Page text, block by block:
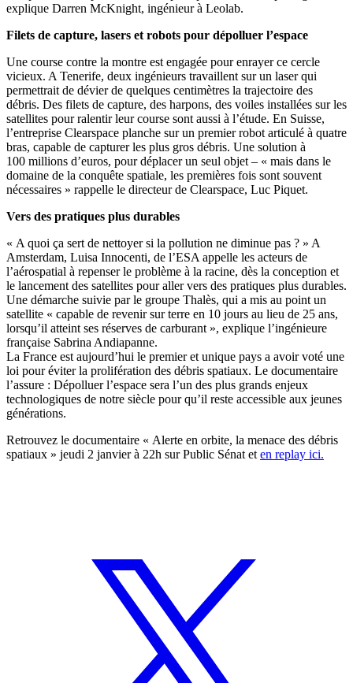
explique Darren McKnight, ingénieur à Leolab.
Filets de capture, lasers et robots pour dépolluer l’espace
Une course contre la montre est engagée pour enrayer ce cercle
vicieux. A Tenerife, deux ingénieurs travaillent sur un laser qui
permettrait de dévier de quelques centimètres la trajectoire des
débris. Des filets de capture, des harpons, des voiles installées sur les
satellites pour ralentir leur course sont aussi à l’étude. En Suisse,
l’entreprise Clearspace planche sur un premier robot articulé à quatre
bras, capable de capturer les plus gros débris. Une solution à
100 millions d’euros, pour déplacer un seul objet – « mais dans le
domaine de la conquête spatiale, les premières fois sont souvent
nécessaires » rappelle le directeur de Clearspace, Luc Piquet.
Vers des pratiques plus durables
« A quoi ça sert de nettoyer si la pollution ne diminue pas ? » A
Amsterdam, Luisa Innocenti, de l’ESA appelle les acteurs de
l’aérospatial à repenser le problème à la racine, dès la conception et
le lancement des satellites pour aller vers des pratiques plus durables.
Une démarche suivie par le groupe Thalès, qui a mis au point un
satellite « capable de revenir sur terre en 10 jours au lieu de 25 ans,
lorsqu’il atteint ses réserves de carburant », explique l’ingénieure
française Sabrina Andiapanne.
La France est aujourd’hui le premier et unique pays a avoir voté une
loi pour éviter la prolifération des débris spatiaux. Le documentaire
l’assure : Dépolluer l’espace sera l’un des plus grands enjeux
technologiques de notre siècle pour qu’il reste accessible aux jeunes
générations.
Retrouvez le documentaire « Alerte en orbite, la menace des débris
spatiaux » jeudi 2 janvier à 22h sur Public Sénat et en replay ici.